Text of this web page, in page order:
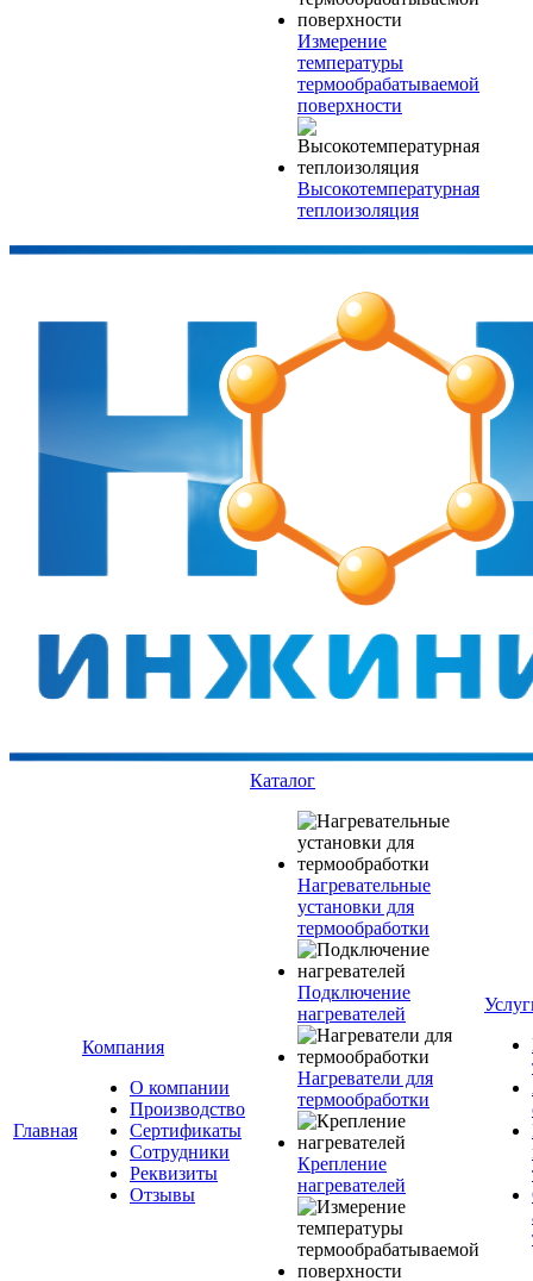
Измерение
температуры
термообрабатываемой
поверхности
Высокотемпературная
теплоизоляция
Главная
Компания
О компании
Производство
Сертификаты
Сотрудники
Реквизиты
Отзывы
Каталог
Нагревательные
установки для
термообработки
Подключение
нагревателей
Нагреватели для
термообработки
Крепление
нагревателей